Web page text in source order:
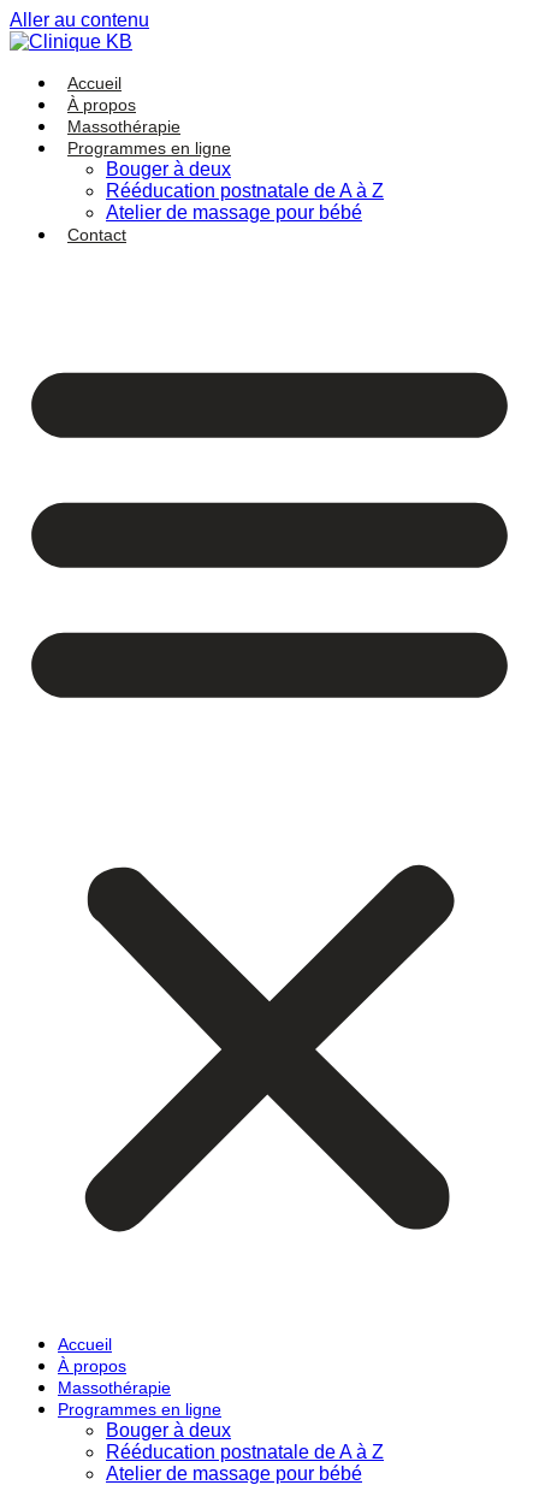
Aller au contenu
Accueil
À propos
Massothérapie
Programmes en ligne
Bouger à deux
Rééducation postnatale de A à Z
Atelier de massage pour bébé
Contact
Accueil
À propos
Massothérapie
Programmes en ligne
Bouger à deux
Rééducation postnatale de A à Z
Atelier de massage pour bébé